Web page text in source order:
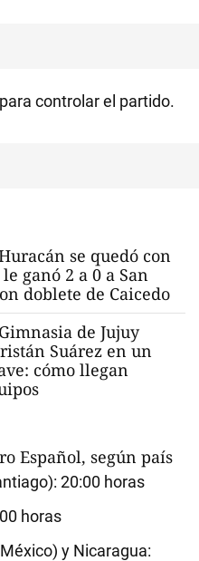
controlar el partido.
se quedó con
ganó 2 a 0 a San
doblete de Caicedo
Gimnasia de Jujuy
Suárez en un
cómo llegan
Español, según país
20:00 horas
horas
y Nicaragua: